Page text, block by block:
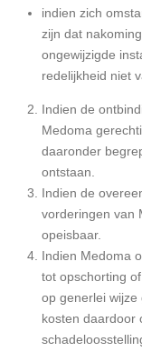
indien zich
zijn dat
ongewijzigde
redelijkheid niet
Indien de
Medoma
daaronder
ontstaan.
Indien de
vorderingen van
opeisbaar.
Indien Medoma
tot opschorting
op generlei
kosten daardoor